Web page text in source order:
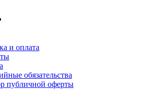
и оплата
обязательства
публичной оферты